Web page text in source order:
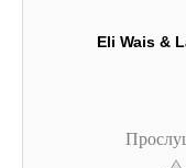
Eli Wais &